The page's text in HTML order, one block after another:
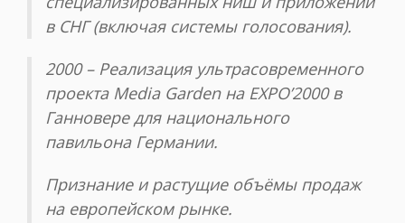
в СНГ (включая системы голосования).
2000 – Реализация ультрасовременного
проекта Media Garden на EXPO’2000 в
Ганновере для национального
павильона Германии.
Признание и растущие объёмы продаж
на европейском рынке.